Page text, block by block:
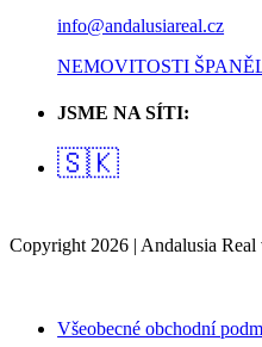
info@andalusiareal.cz
NEMOVITOSTI
JSME NA SÍTI:
🇸🇰
Copyright 2026 | Andalusia Real
Všeobecné obchodní